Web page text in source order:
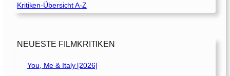
s
g
h
i
Kritiken-Übersicht A-Z
NEUESTE FILMKRITIKEN
You, Me & Italy [2026]